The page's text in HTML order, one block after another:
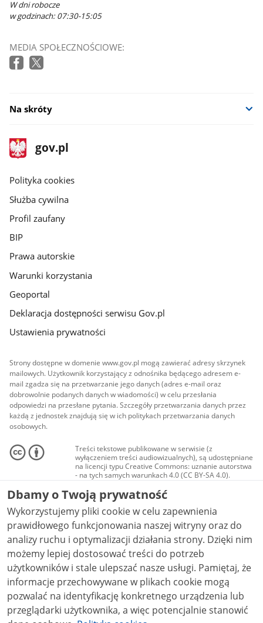
W dni robocze
w godzinach: 07:30-15:05
MEDIA SPOŁECZNOŚCIOWE:
Na skróty
stopka
gov.pl
Strona
gov.pl
gov.pl
Polityka cookies
Służba cywilna
Profil zaufany
BIP
Prawa autorskie
Warunki korzystania
Geoportal
Deklaracja dostępności serwisu Gov.pl
Ustawienia prywatności
Strony dostępne w domenie www.gov.pl mogą zawierać adresy skrzynek
mailowych. Użytkownik korzystający z odnośnika będącego adresem e-
mail zgadza się na przetwarzanie jego danych (adres e-mail oraz
dobrowolnie podanych danych w wiadomości) w celu przesłania
odpowiedzi na przesłane pytania. Szczegóły przetwarzania danych przez
każdą z jednostek znajdują się w ich politykach przetwarzania danych
osobowych.
Treści tekstowe publikowane w serwisie (z
wyłączeniem treści audiowizualnych), są udostępniane
na licencji typu Creative Commons: uznanie autorstwa
- na tych samych warunkach 4.0 (CC BY-SA 4.0).
Materiały audiowizualne, w tym zdjęcia, materiały
audio i wideo, są udostępniane na licencji typu
Creative Commons: uznanie autorstwa użycie
niekomercyjne - bez utworów zależnych 4.0 (CC BY-
NC-ND 4.0), o ile nie jest to stwierdzone inaczej.
Dbamy o Twoją prywatność
Wykorzystujemy pliki cookie w celu zapewnienia
prawidłowego funkcjonowania naszej witryny oraz do
analizy ruchu i optymalizacji działania strony. Dzięki nim
możemy lepiej dostosować treści do potrzeb
użytkowników i stale ulepszać nasze usługi. Pamiętaj, że
informacje przechowywane w plikach cookie mogą
pozwalać na identyfikację konkretnego urządzenia lub
przeglądarki użytkownika, a więc potencjalnie stanowić